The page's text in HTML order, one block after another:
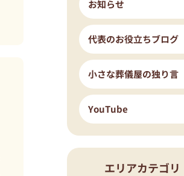
お知らせ
代表のお役立ちブログ
小さな葬儀屋の独り言
YouTube
エリアカテゴリ